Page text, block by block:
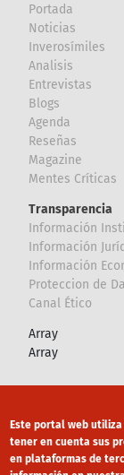
Portada
Noticias
Inverosímiles
Analisis
Entrevistas
Blogs
Agenda
Reseñas
Magazine
Mentes Críticas
Transparencia
Información
Información
Información
Proteccion de
Canal Ético
Array
Array
Política
Este portal web
tener en cuenta sus
en plataformas de